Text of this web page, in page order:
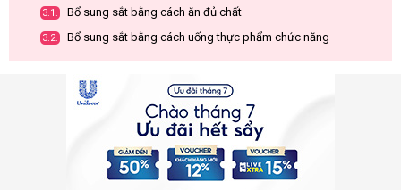
3.1. Bổ sung sắt bằng cách ăn đủ chất
3.2. Bổ sung sắt bằng cách uống thực phẩm chức năng